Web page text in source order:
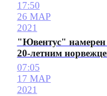
17:50
26 МАР
2021
"Ювентус" намерен
20-летним
07:05
17 МАР
2021